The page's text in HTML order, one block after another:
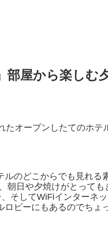
屋から楽しむ
たオープンしたてのホテ
のどこからでも見れる
日や夕焼けがとっても
そしてWiFiインターネ
ビーにもあるのでちょ